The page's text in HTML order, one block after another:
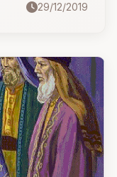
lành nhờ
29/12/2019